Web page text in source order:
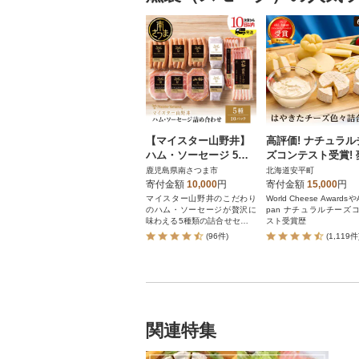
【マイスター山野井】
ハム・ソーセージ 5種
詰合せ 計10P ギフト
贈答 冷蔵
鹿児島県南さつま市
寄付金額 10,000円
マイスター山野井のこだわり
のハム・ソーセージが贅沢に
味わえる5種類の詰合せセット
です
(96件)
高評価! ナチュラル
ズコンテスト受賞!
舎ブランド はやき
ーズ色々詰合せセ
北海道安平町
寄付金額 15,000円
World Cheese Awardsや
pan ナチュラルチーズ
スト受賞歴
(1,119件
関連特集